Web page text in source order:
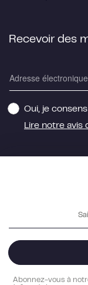
Recevoir des
Oui, je
Lire notre avis
S'inscrire
FacebookTwitter
l'adresse
électronique
ici
Abonnez-vous à